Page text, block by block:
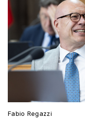
Fabio Regazzi